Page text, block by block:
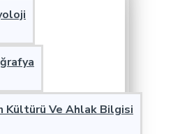
Kültürü Ve Ahlak Bilgisi